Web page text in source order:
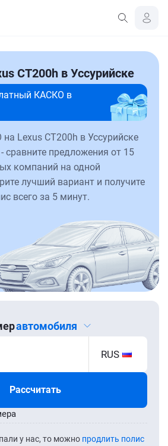
CT200h в Уссурийске
КАСКО в
Lexus CT200h в Уссурийске
сравните предложения от 15
компаний на одной
лучший вариант и получите
всего за 5 минут.
автомобиля
RUS
Рассчитать
у нас, то можно продлить полис